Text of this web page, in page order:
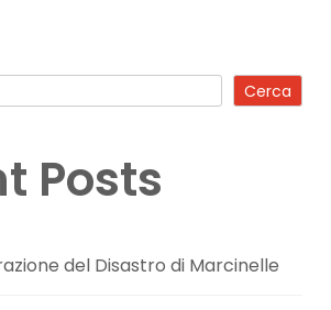
Cerca
Posts
del Disastro di Marcinelle